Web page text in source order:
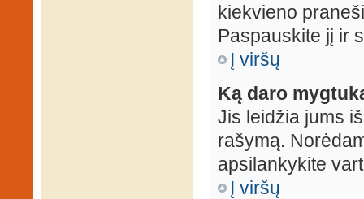
kiekvieno
Paspauskite jį ir
Į viršų
Ką daro
Jis leidžia jums
rašymą.
apsilankykite
Į viršų